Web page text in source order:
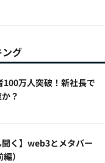
グ
万人突破！新社長で
？
く】web3とメタバー
）